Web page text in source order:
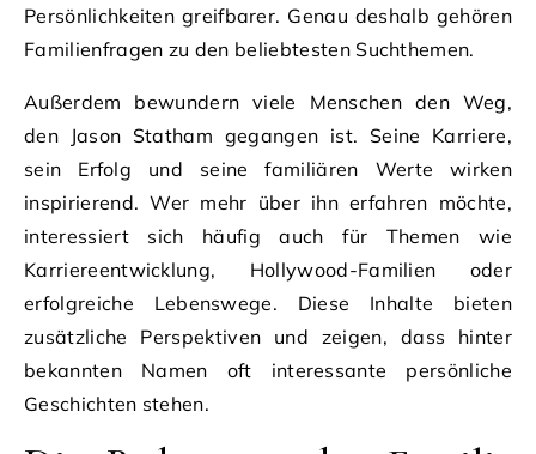
Persönlichkeiten greifbarer. Genau deshalb gehören
Familienfragen zu den beliebtesten Suchthemen.
Außerdem bewundern viele Menschen den Weg,
den Jason Statham gegangen ist. Seine Karriere,
sein Erfolg und seine familiären Werte wirken
inspirierend. Wer mehr über ihn erfahren möchte,
interessiert sich häufig auch für Themen wie
Karriereentwicklung, Hollywood-Familien oder
erfolgreiche Lebenswege. Diese Inhalte bieten
zusätzliche Perspektiven und zeigen, dass hinter
bekannten Namen oft interessante persönliche
Geschichten stehen.